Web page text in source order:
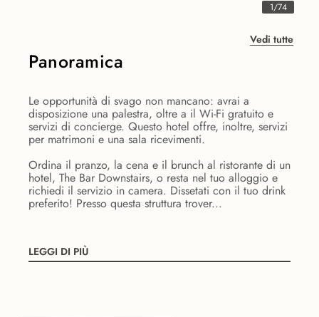
1/74
Vedi tutte
Panoramica
Le opportunità di svago non mancano: avrai a
disposizione una palestra, oltre a il Wi-Fi gratuito e
servizi di concierge. Questo hotel offre, inoltre, servizi
per matrimoni e una sala ricevimenti.
Ordina il pranzo, la cena e il brunch al ristorante di un
hotel, The Bar Downstairs, o resta nel tuo alloggio e
richiedi il servizio in camera. Dissetati con il tuo drink
preferito! Presso questa struttura trover...
LEGGI DI PIÙ